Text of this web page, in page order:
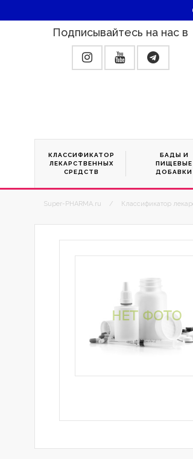
Подписывайтесь на нас в
КЛАССИФИКАТОР
ЛЕКАРСТВЕННЫХ
СРЕДСТВ
БАДЫ И
ПИЩЕВЫЕ
ДОБАВКИ
Super-PHARMA.ru / Классификатор